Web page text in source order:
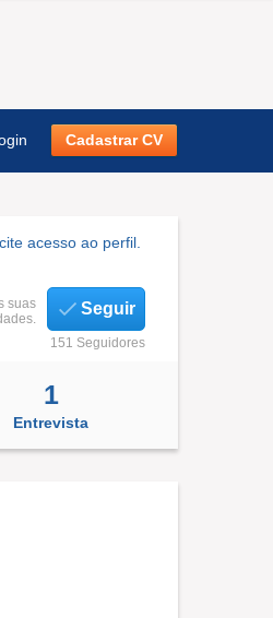
Cadastrar CV
acesso ao perfil.
suas
Seguir
151 Seguidores
1
Entrevista